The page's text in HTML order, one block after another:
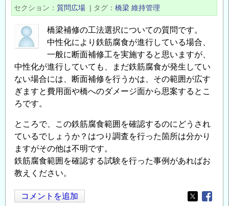
セクション
質問広場 | タグ 橋梁 維持管理
橋梁補修の工法選択についての質問です。
中性化により鉄筋腐食が進行している場合、
一般に断面補修工を実施すると思いますが、
中性化が進行していても、まだ鉄筋腐食が発生してい
ない場合には、断面補修を行うかは、その範囲が広す
ぎますと費用面や橋へのダメージ面から思案するとこ
ろです。
ところで、この鉄筋腐食範囲を確認するのにどうされ
ているでしょうか？はつり調査を行った箇所は分かり
ますがその他は不明です。
鉄筋腐食範囲を確認する試験を行った事例があればお
教えください。
コメントを追加
Opens in